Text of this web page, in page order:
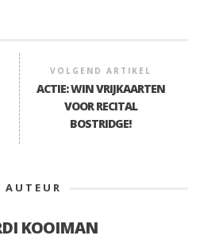
VOLGEND ARTIKEL
ACTIE: WIN VRIJKAARTEN
VOOR RECITAL
BOSTRIDGE!
AUTEUR
KOOIMAN